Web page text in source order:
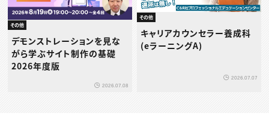
その他
デモンストレーションを見な
がら学ぶサイト制作の基礎
2026年度版
2026.07.08
その他
キャリアカウンセラー養成科
(eラーニングA)
2026.07.07